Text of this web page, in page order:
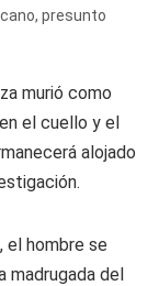
presunto
murió como
el cuello y el
alojado
el hombre se
madrugada del